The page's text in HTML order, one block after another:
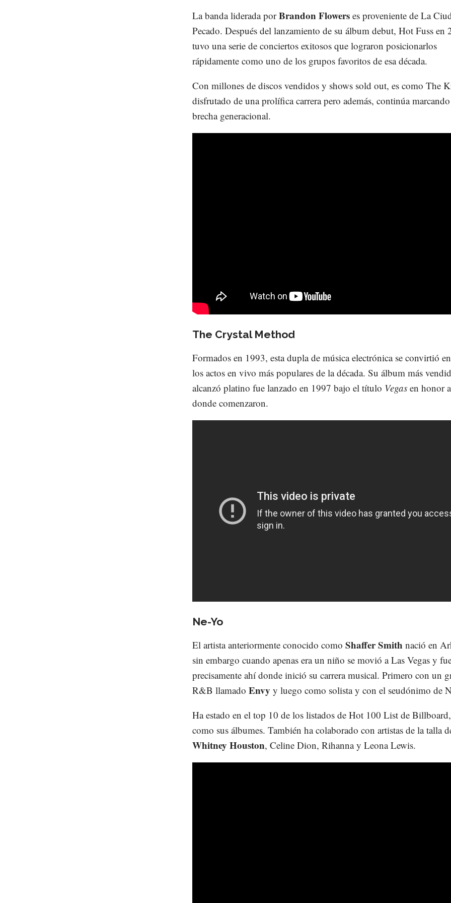
La banda liderada porBrandon Flowers es proveniente de La
Pecado. Después del lanzamiento de su álbum debut, Hot Fuss en
tuvo una serie de conciertos exitosos que lograron posicionarlos
rápidamente como uno de los grupos favoritos de esa década.
Con millones de discos vendidos y shows sold out, es como The
disfrutado de una prolífica carrera pero además, continúa
brecha generacional.
The Crystal Method
Formados en 1993, esta dupla de música electrónica se convirtió
los actos en vivo más populares de la década. Su álbum más
alcanzó platino fue lanzado en 1997 bajo el título Vegas en honor
donde comenzaron.
Ne-Yo
El artista anteriormente conocido como Shaffer Smith nació en
sin embargo cuando apenas era un niño se movió a Las Vegas y
precisamente ahí donde inició su carrera musical. Primero con un
R&B llamado Envy y luego como solista y con el seudónimo de
Ha estado en el top 10 de los listados de Hot 100 List de
como sus álbumes. También ha colaborado con artistas de la talla
Whitney Houston, Celine Dion, Rihanna y Leona Lewis.